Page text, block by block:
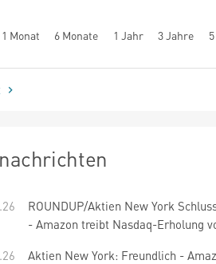
1 Monat 6 Monate 1 Jahr 3 Jahre
ROUNDUP/Aktien New York
- Amazon treibt Nasdaq-Erholung
Aktien New York: Freundlich -